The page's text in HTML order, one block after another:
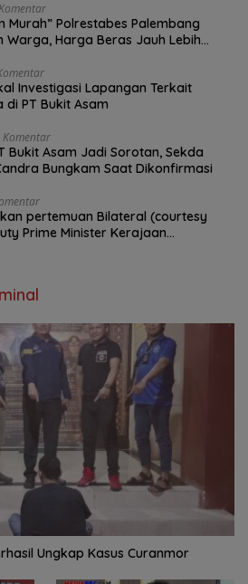
Murah” Polrestabes Palembang
Warga, Harga Beras Jauh Lebih
Investigasi Lapangan Terkait
di PT Bukit Asam
Komentar
Bukit Asam Jadi Sorotan, Sekda
Bungkam Saat Dikonfirmasi
pertemuan Bilateral (courtesy
Prime Minister Kerajaan
Ungkap Kasus Curanmor